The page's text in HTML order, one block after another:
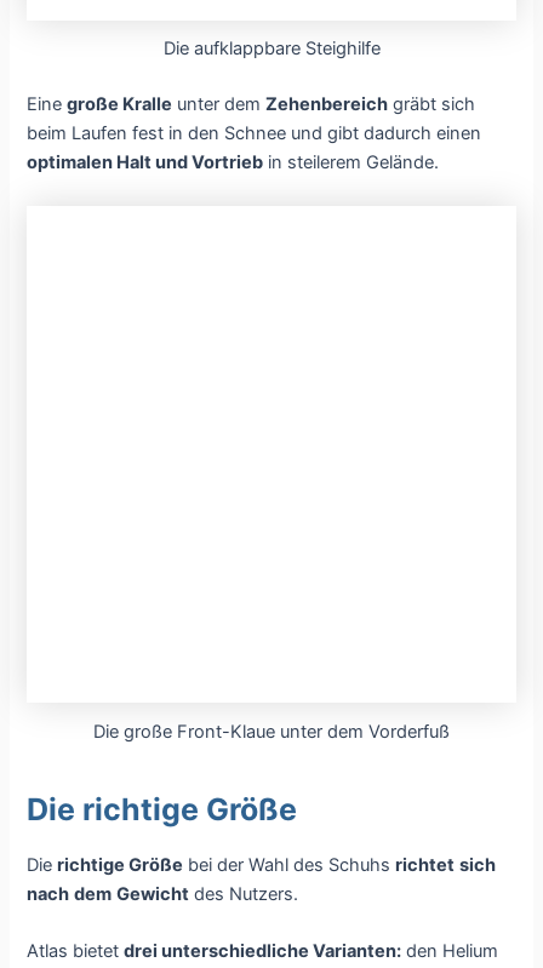
Die aufklappbare Steighilfe
Einegroße Kralle unter demZehenbereich gräbt sich
beim Laufen fest in den Schnee und gibt dadurch einen
optimalen Halt und Vortrieb in steilerem Gelände.
Die große Front-Klaue unter dem Vorderfuß
Die richtige Größe
Dierichtige Größe bei der Wahl des Schuhsrichtet sich
nach dem Gewicht des Nutzers.
Atlas bietetdrei unterschiedliche Varianten: den Helium